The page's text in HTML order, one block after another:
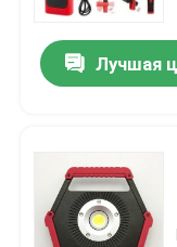
Лучшая